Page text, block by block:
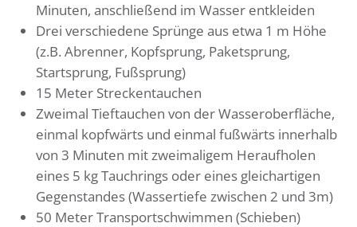
Minuten, anschließend im Wasser entkleiden
Drei verschiedene Sprünge aus etwa 1 m Höhe
(z.B. Abrenner, Kopfsprung, Paketsprung,
Startsprung, Fußsprung)
15 Meter Streckentauchen
Zweimal Tieftauchen von der Wasseroberfläche,
einmal kopfwärts und einmal fußwärts innerhalb
von 3 Minuten mit zweimaligem Heraufholen
eines 5 kg Tauchrings oder eines gleichartigen
Gegenstandes (Wassertiefe zwischen 2 und 3m)
50 Meter Transportschwimmen (Schieben)